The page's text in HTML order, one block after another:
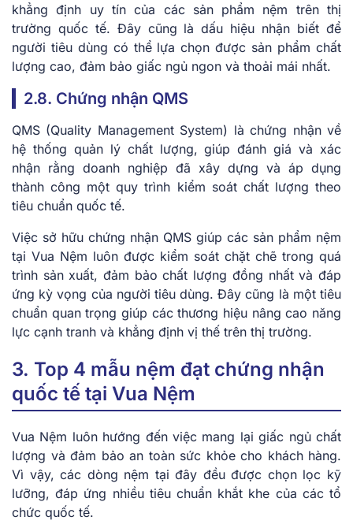
khẳng định uy tín của các sản phẩm nệm trên thị
trường quốc tế. Đây cũng là dấu hiệu nhận biết để
người tiêu dùng có thể lựa chọn được sản phẩm chất
lượng cao, đảm bảo giấc ngủ ngon và thoải mái nhất.
2.8. Chứng nhận QMS
QMS (Quality Management System) là chứng nhận về
hệ thống quản lý chất lượng, giúp đánh giá và xác
nhận rằng doanh nghiệp đã xây dựng và áp dụng
thành công một quy trình kiểm soát chất lượng theo
tiêu chuẩn quốc tế.
Việc sở hữu chứng nhận QMS giúp các sản phẩm nệm
tại Vua Nệm luôn được kiểm soát chặt chẽ trong quá
trình sản xuất, đảm bảo chất lượng đồng nhất và đáp
ứng kỳ vọng của người tiêu dùng. Đây cũng là một tiêu
chuẩn quan trọng giúp các thương hiệu nâng cao năng
lực cạnh tranh và khẳng định vị thế trên thị trường.
3. Top 4 mẫu nệm đạt chứng nhận
quốc tế tại Vua Nệm
Vua Nệm luôn hướng đến việc mang lại giấc ngủ chất
lượng và đảm bảo an toàn sức khỏe cho khách hàng.
Vì vậy, các dòng nệm tại đây đều được chọn lọc kỹ
lưỡng, đáp ứng nhiều tiêu chuẩn khắt khe của các tổ
chức quốc tế.